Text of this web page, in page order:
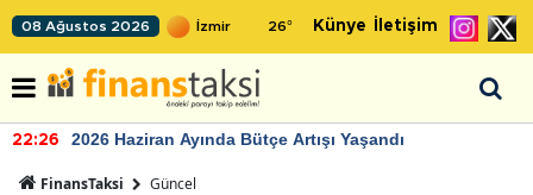
08 Ağustos 2026 26° Künye İletişim
22:26 2026 Haziran Ayında Bütçe Artışı Yaşandı
FinansTaksi Güncel